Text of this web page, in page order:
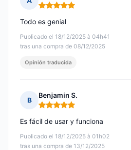
Nota: 5 de 5
Publicado el 18/12/2025 à 04h41
tras una compra de 08/12/2025
Todo es genial
Opinión traducida
B
Benjamin S.
Nota: 5 de 5
Publicado el 18/12/2025 à 01h02
tras una compra de 13/12/2025
Es fácil de usar y funciona